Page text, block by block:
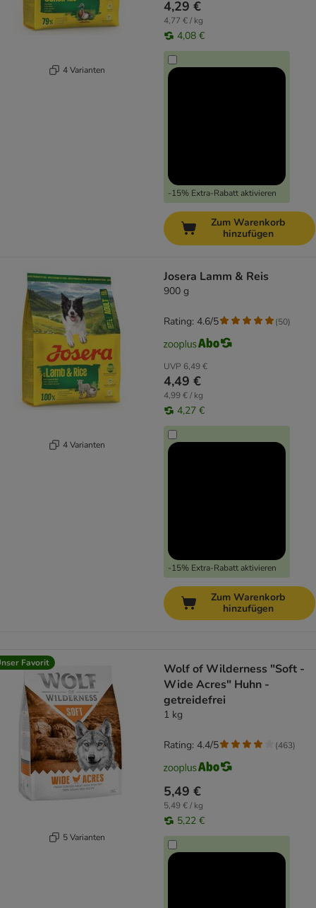
4 Varianten
4,29 €
4,77 € / kg
4,08 €
-15% Extra-Rabatt aktivieren
Zum Warenkorb
hinzufügen
4 Varianten
Josera Lamm & Reis
900 g
UVP 6,49 €
4,49 €
4,99 € / kg
4,27 €
-15% Extra-Rabatt aktivieren
Rating: 4.6/5 (50)
Zum Warenkorb
hinzufügen
Favorit
5 Varianten
Wolf of Wilderness "Soft -
Wide Acres" Huhn -
getreidefrei
1 kg
5,49 €
5,49 € / kg
5,22 €
Rating: 4.4/5 (463)